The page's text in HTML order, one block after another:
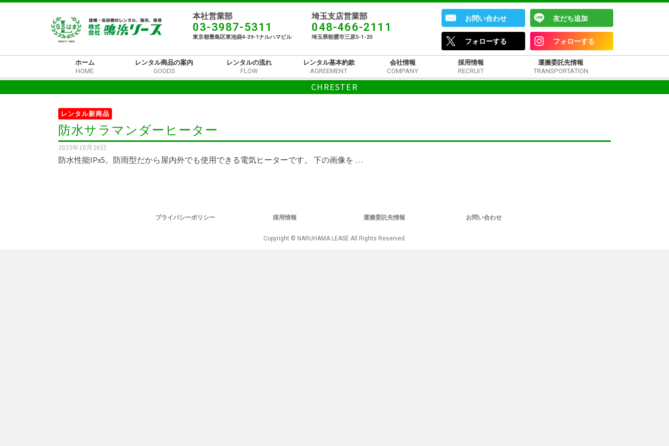
本社営業部​
03-3987-5311
東京都豊島区東池袋4-39-1ナルハマビル​
埼玉支店営業部
048-466-2111
埼玉県朝霞市三原5-1-20
お問い合わせ 友だち追加
フォローする フォローする
ホーム
HOME
レンタル商品の案内
GOODS
レンタルの流れ
FLOW
レンタル基本約款
AGREEMENT
会社情報
COMPANY
採用情報
RECRUIT
運搬委託先情報
TRANSPORTATION
CHRESTER
レンタル新商品
防水サラマンダーヒーター
2023年10月26日
防水性能IPx5。防雨型だから屋内外でも使用できる電気ヒーターです。 下の画像を …
プライバシーポリシー 採用情報 運搬委託先情報 お問い合わせ
Copyright © NARUHAMA LEASE All Rights Reserved.